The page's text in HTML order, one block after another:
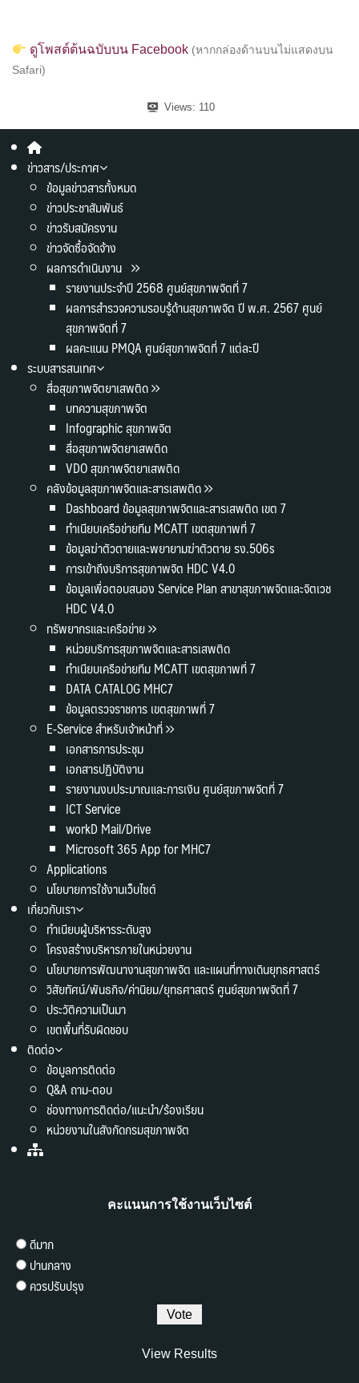
ดูโพสต์ต้นฉบับบน Facebook (หากกล่องด้านบนไม่แสดงบน
Safari)
Views: 110
ข่าวสาร/ประกาศ
ข้อมูลข่าวสารทั้งหมด
ข่าวประชาสัมพันธ์
ข่าวรับสมัครงาน
ข่าวจัดซื้อจัดจ้าง
ผลการดำเนินงาน
รายงานประจำปี 2568 ศูนย์สุขภาพจิตที่ 7
ผลการสำรวจความรอบรู้ด้านสุขภาพจิต ปี พ.ศ. 2567 ศูนย์
สุขภาพจิตที่ 7
ผลคะแนน PMQA ศูนย์สุขภาพจิตที่ 7 แต่ละปี
ระบบสารสนเทศ
สื่อสุขภาพจิตยาเสพติด
บทความสุขภาพจิต
Infographic สุขภาพจิต
สื่อสุขภาพจิตยาเสพติด
VDO สุขภาพจิตยาเสพติด
คลังข้อมูลสุขภาพจิตและสารเสพติด
Dashboard ข้อมูลสุขภาพจิตและสารเสพติด เขต 7
ทำเนียบเครือข่ายทีม MCATT เขตสุขภาพที่ 7
ข้อมูลฆ่าตัวตายและพยายามฆ่าตัวตาย รง.506s
การเข้าถึงบริการสุขภาพจิต HDC V4.0
ข้อมูลเพื่อตอบสนอง Service Plan สาขาสุขภาพจิตและจิตเวช
HDC V4.0
ทรัพยากรและเครือข่าย
หน่วยบริการสุขภาพจิตและสารเสพติด
ทำเนียบเครือข่ายทีม MCATT เขตสุขภาพที่ 7
DATA CATALOG MHC7
ข้อมูลตรวจราชการ เขตสุขภาพที่ 7
E-Service สำหรับเจ้าหน้าที่
เอกสารการประชุม
เอกสารปฏิบัติงาน
รายงานงบประมาณและการเงิน ศูนย์สุขภาพจิตที่ 7
ICT Service
workD Mail/Drive
Microsoft 365 App for MHC7
Applications
นโยบายการใช้งานเว็บไซต์
เกี่ยวกับเรา
ทำเนียบผู้บริหารระดับสูง
โครงสร้างบริหารภายในหน่วยงาน
นโยบายการพัฒนางานสุขภาพจิต และแผนที่ทางเดินยุทธศาสตร์
วิสัยทัศน์/พันธกิจ/ค่านิยม/ยุทธศาสตร์ ศูนย์สุขภาพจิตที่ 7
ประวัติความเป็นมา
เขตพื้นที่รับผิดชอบ
ติดต่อ
ข้อมูลการติดต่อ
Q&A ถาม-ตอบ
ช่องทางการติดต่อ/แนะนำ/ร้องเรียน
หน่วยงานในสังกัดกรมสุขภาพจิต
คะแนนการใช้งานเว็บไซต์
ดีมาก
ปานกลาง
ควรปรับปรุง
View Results